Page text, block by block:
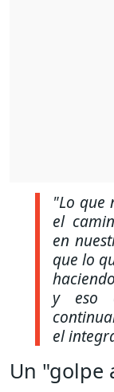
"Lo que
el
en
que lo
y eso
el
Un "golpe